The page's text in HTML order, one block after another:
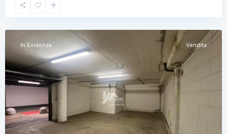
Brescia,
In Evidenza Vendita